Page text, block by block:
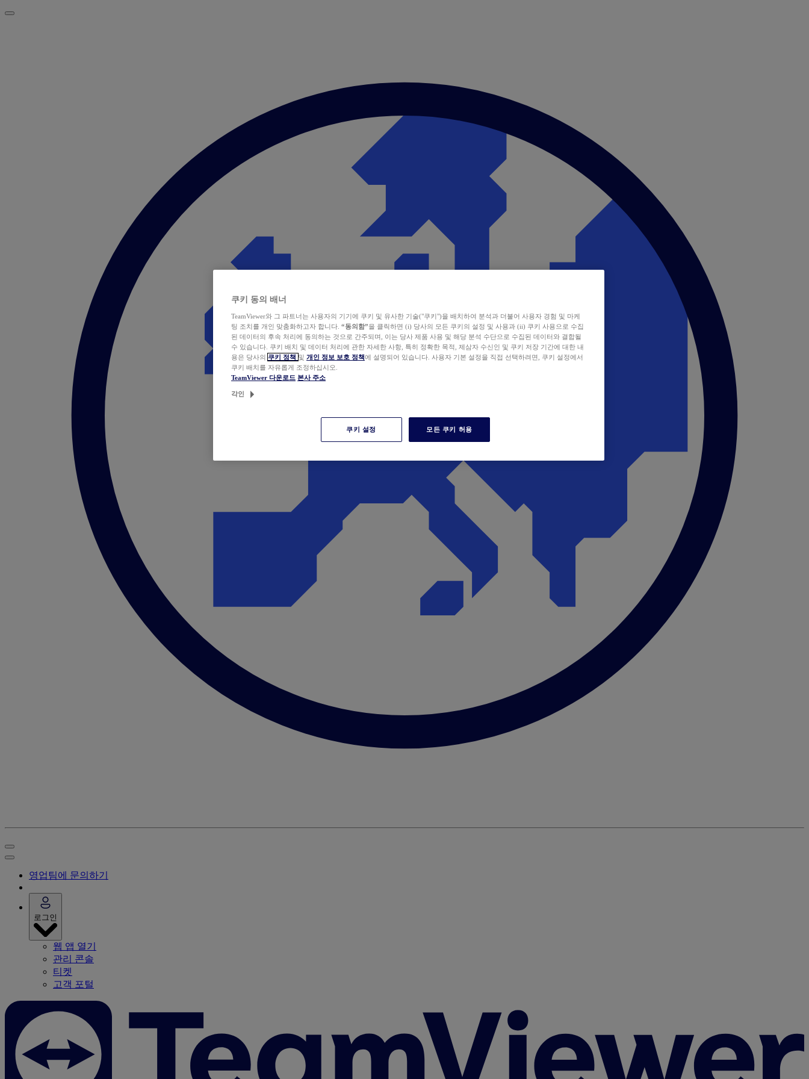
영업팀에 문의하기
로그인
웹 앱 열기
관리 콘솔
티켓
고객 포털
쿠키 동의 배너
TeamViewer와 그 파트너는 사용자의 기기에 쿠키 및 유사한 기술("쿠키")을 배치하여 분석과 더불어 사용자 경험 및 마케
팅 조치를 개인 맞춤화하고자 합니다. “동의함”을 클릭하면 (i) 당사의 모든 쿠키의 설정 및 사용과 (ii) 쿠키 사용으로 수집
된 데이터의 후속 처리에 동의하는 것으로 간주되며, 이는 당사 제품 사용 및 해당 분석 수단으로 수집된 데이터와 결합될
수 있습니다. 쿠키 배치 및 데이터 처리에 관한 자세한 사항, 특히 정확한 목적, 제삼자 수신인 및 쿠키 저장 기간에 대한 내
용은 당사의 쿠키 정책 및 개인 정보 보호 정책에 설명되어 있습니다. 사용자 기본 설정을 직접 선택하려면, 쿠키 설정에서
쿠키 배치를 자유롭게 조정하십시오.
TeamViewer 다운로드 본사 주소
각인
쿠키 설정 모든 쿠키 허용